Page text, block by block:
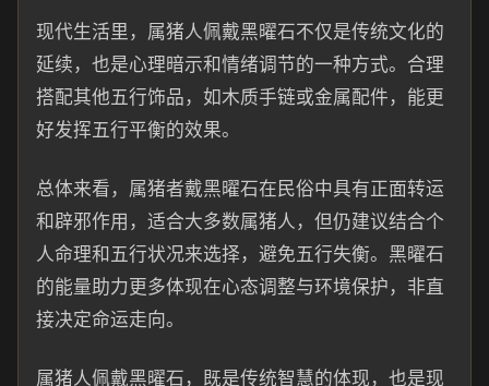
现代生活里，属猪人佩戴黑曜石不仅是传统文化的
延续，也是心理暗示和情绪调节的一种方式。合理
搭配其他五行饰品，如木质手链或金属配件，能更
好发挥五行平衡的效果。
总体来看，属猪者戴黑曜石在民俗中具有正面转运
和辟邪作用，适合大多数属猪人，但仍建议结合个
人命理和五行状况来选择，避免五行失衡。黑曜石
的能量助力更多体现在心态调整与环境保护，非直
接决定命运走向。
属猪人佩戴黑曜石，既是传统智慧的体现，也是现